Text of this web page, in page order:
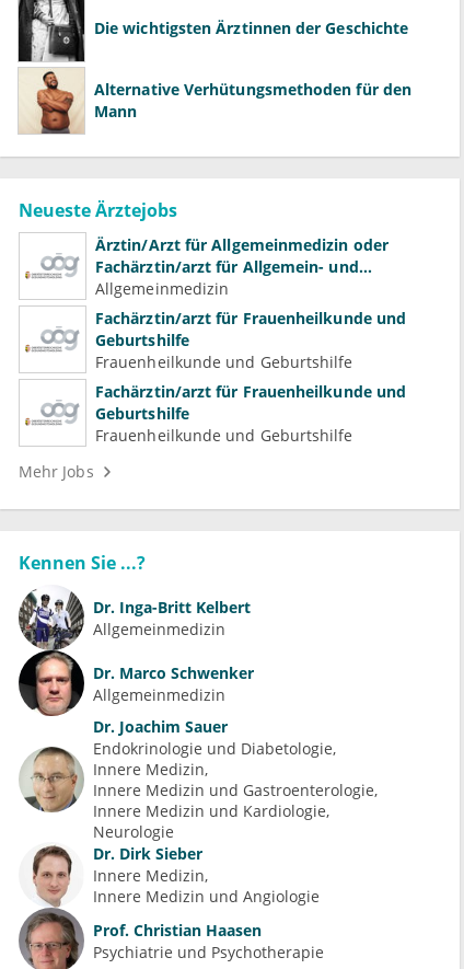
Die wichtigsten Ärztinnen der Geschichte
Alternative Verhütungsmethoden für den
Mann
Neueste Ärztejobs
Ärztin/Arzt für Allgemeinmedizin oder
Fachärztin/arzt für Allgemein- und
Familienmedizin für Psychiatrie und
Psychotherapeutische Medizin
Allgemeinmedizin
Fachärztin/arzt für Frauenheilkunde und
Geburtshilfe
Frauenheilkunde und Geburtshilfe
Fachärztin/arzt für Frauenheilkunde und
Geburtshilfe
Frauenheilkunde und Geburtshilfe
Mehr Jobs
Kennen Sie ...?
Dr. Inga-Britt Kelbert
Allgemeinmedizin
Dr. Marco Schwenker
Allgemeinmedizin
Dr. Joachim Sauer
Endokrinologie und Diabetologie
Innere Medizin
Innere Medizin und Gastroenterologie
Innere Medizin und Kardiologie
Neurologie
Dr. Dirk Sieber
Innere Medizin
Innere Medizin und Angiologie
Prof. Christian Haasen
Psychiatrie und Psychotherapie